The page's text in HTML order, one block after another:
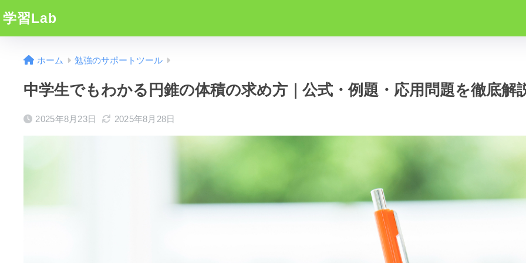
学習Lab
ホーム 勉強のサポートツール
中学生でもわかる円錐の体積の求め方｜公式・例題・応用問題を徹底解
2025年8月23日 2025年8月28日